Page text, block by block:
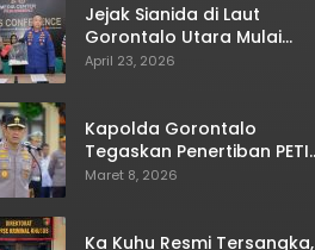
Jejak Sianida di Laut
Gorontalo Utara Mulai
Terkuak
April 23, 2026
Kapolda Gorontalo
Tegaskan Penertiban PETI
Terus Berjalan
Maret 8, 2026
Ka Kuhu Resmi Tersangka,